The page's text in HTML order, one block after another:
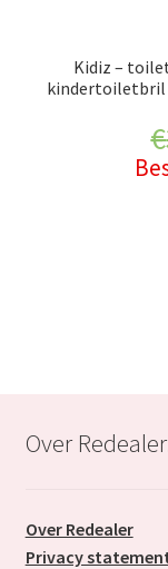
Kidiz –
kindertoiletbril
€
Over
Over Redealer
Privacy